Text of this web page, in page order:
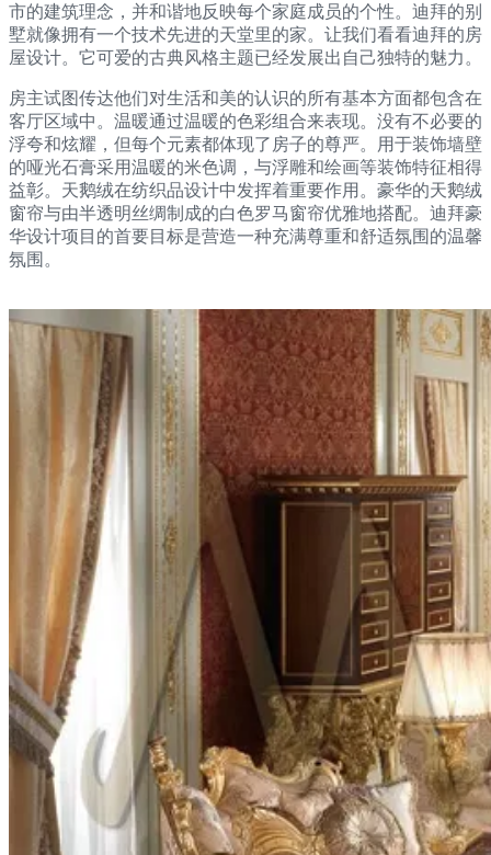
市的建筑理念，并和谐地反映每个家庭成员的个性。迪拜的别
墅就像拥有一个技术先进的天堂里的家。让我们看看迪拜的房
屋设计。它可爱的古典风格主题已经发展出自己独特的魅力。
房主试图传达他们对生活和美的认识的所有基本方面都包含在
客厅区域中。温暖通过温暖的色彩组合来表现。没有不必要的
浮夸和炫耀，但每个元素都体现了房子的尊严。用于装饰墙壁
的哑光石膏采用温暖的米色调，与浮雕和绘画等装饰特征相得
益彰。天鹅绒在纺织品设计中发挥着重要作用。豪华的天鹅绒
窗帘与由半透明丝绸制成的白色罗马窗帘优雅地搭配。迪拜豪
华设计项目的首要目标是营造一种充满尊重和舒适氛围的温馨
氛围。